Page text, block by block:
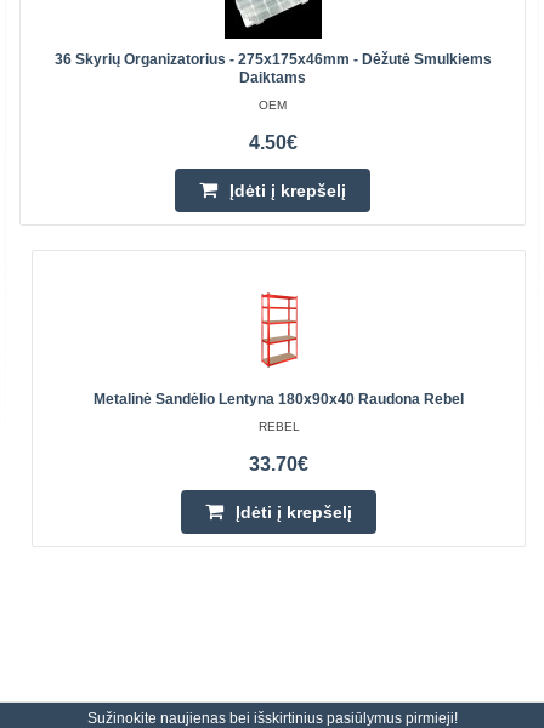
36 Skyrių Organizatorius - 275x175x46mm - Dėžutė Smulkiems
Daiktams
OEM
4.50€
Įdėti į krepšelį
Metalinė Sandėlio Lentyna 180x90x40 Raudona Rebel
REBEL
33.70€
Įdėti į krepšelį
Sužinokite naujienas bei išskirtinius pasiūlymus pirmieji!